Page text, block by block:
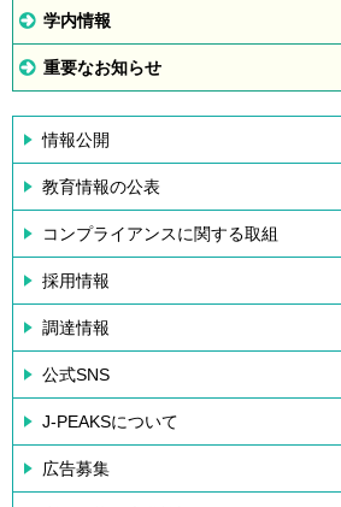
学内情報
重要なお知らせ
情報公開
教育情報の公表
コンプライアンスに関する取組
採用情報
調達情報
公式SNS
J-PEAKSについて
広告募集